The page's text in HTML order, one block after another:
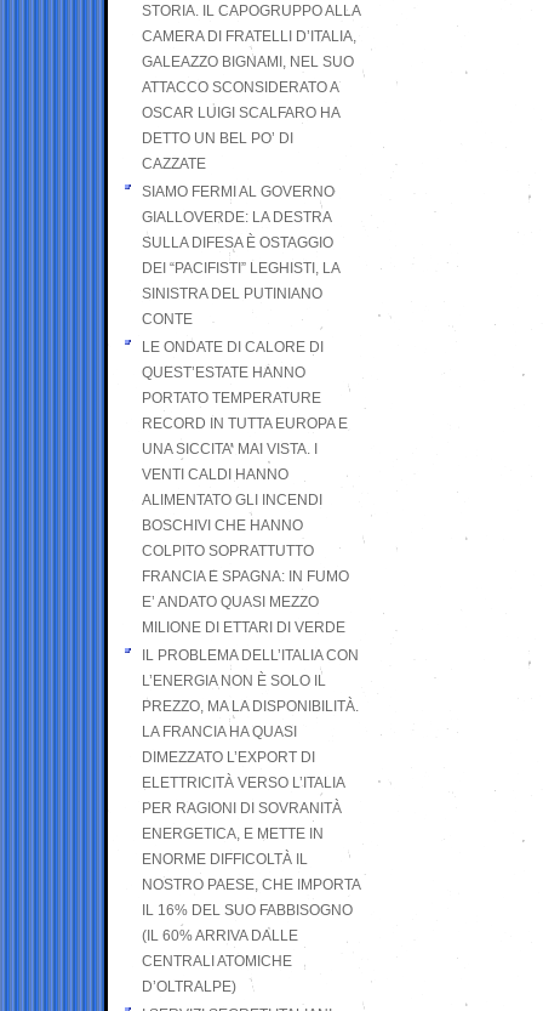
STORIA. IL CAPOGRUPPO ALLA
CAMERA DI FRATELLI D’ITALIA,
GALEAZZO BIGNAMI, NEL SUO
ATTACCO SCONSIDERATO A
OSCAR LUIGI SCALFARO HA
DETTO UN BEL PO’ DI
CAZZATE
SIAMO FERMI AL GOVERNO
GIALLOVERDE: LA DESTRA
SULLA DIFESA È OSTAGGIO
DEI “PACIFISTI” LEGHISTI, LA
SINISTRA DEL PUTINIANO
CONTE
LE ONDATE DI CALORE DI
QUEST’ESTATE HANNO
PORTATO TEMPERATURE
RECORD IN TUTTA EUROPA E
UNA SICCITA’ MAI VISTA. I
VENTI CALDI HANNO
ALIMENTATO GLI INCENDI
BOSCHIVI CHE HANNO
COLPITO SOPRATTUTTO
FRANCIA E SPAGNA: IN FUMO
E’ ANDATO QUASI MEZZO
MILIONE DI ETTARI DI VERDE
IL PROBLEMA DELL’ITALIA CON
L’ENERGIA NON È SOLO IL
PREZZO, MA LA DISPONIBILITÀ.
LA FRANCIA HA QUASI
DIMEZZATO L’EXPORT DI
ELETTRICITÀ VERSO L’ITALIA
PER RAGIONI DI SOVRANITÀ
ENERGETICA, E METTE IN
ENORME DIFFICOLTÀ IL
NOSTRO PAESE, CHE IMPORTA
IL 16% DEL SUO FABBISOGNO
(IL 60% ARRIVA DALLE
CENTRALI ATOMICHE
D’OLTRALPE)